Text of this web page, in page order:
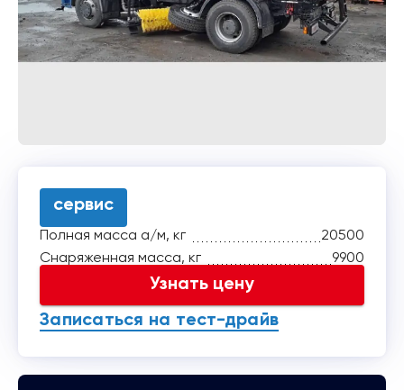
сервис
Полная масса а/м, кг
20500
Снаряженная масса, кг
9900
Узнать цену
Записаться на тест-драйв